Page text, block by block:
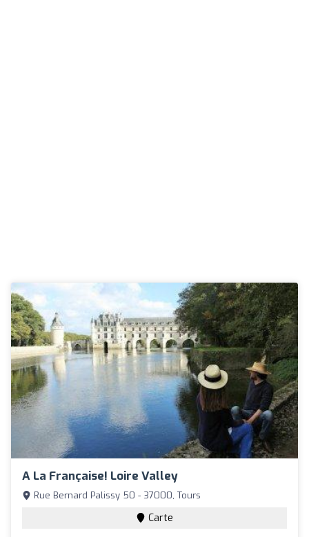
A La Française! Loire Valley
Rue Bernard Palissy 50 - 37000, Tours
Carte